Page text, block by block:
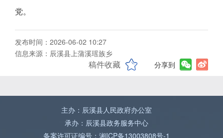
党。
发布时间：2026-06-02 10:27
信息来源：辰溪县上蒲溪瑶族乡
稿件收藏 分享到
主办：辰溪县人民政府办公室
承办：辰溪县政务服务中心
备案许可证编号：湘ICP备13003808号-1